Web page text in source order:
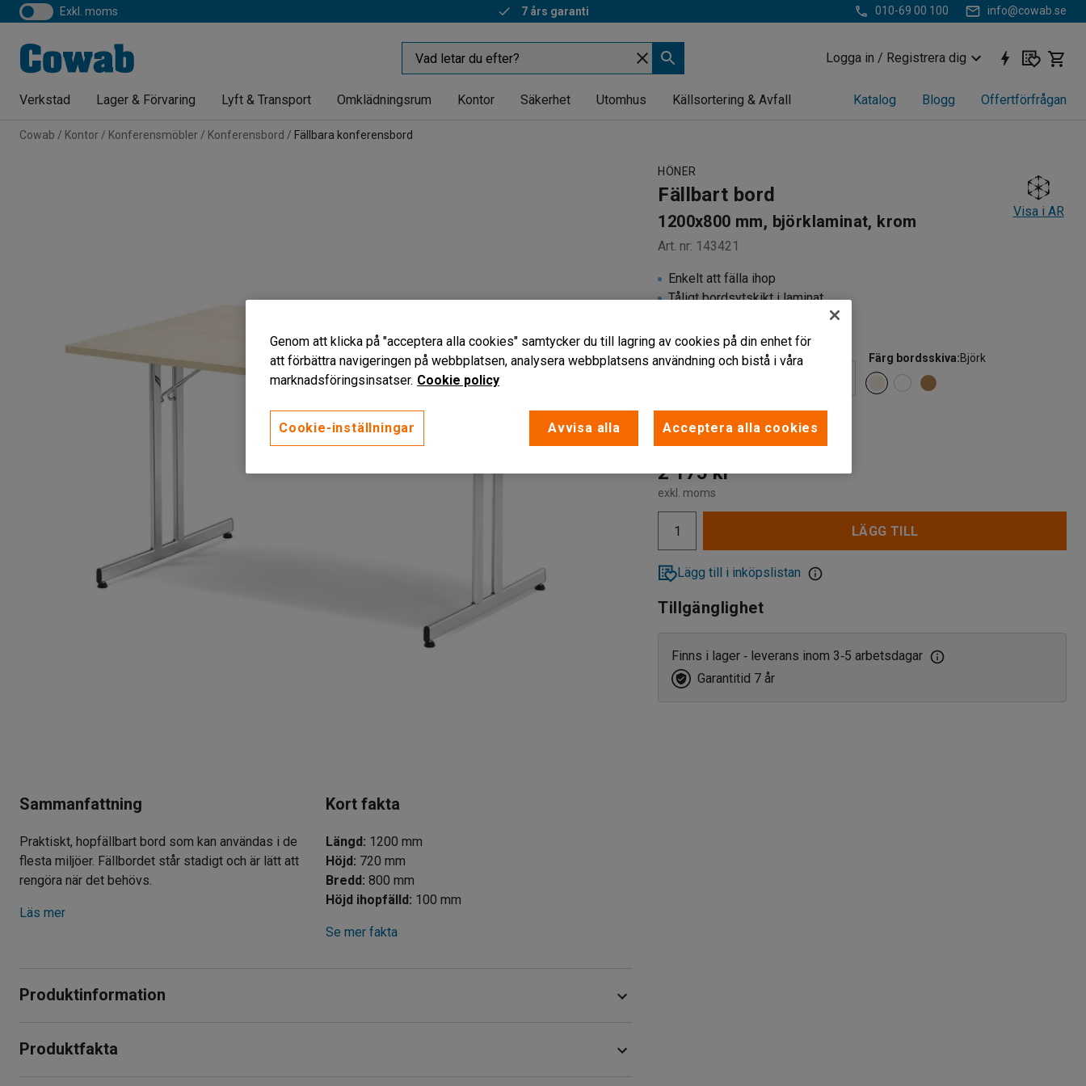
exkl. moms 7 års garanti 010-69 00 100 info@cowab.se
Logga in / Registrera dig
Verkstad Lager & Förvaring Lyft & Transport Omklädningsrum Kontor Säkerhet Utomhus Källsortering & Avfall Katalog Blogg Offertförfrågan
Cowab Kontor Konferensmöbler Konferensbord Fällbara konferensbord
Sammanfattning
Praktiskt, hopfällbart bord som kan användas i de
flesta miljöer. Fällbordet står stadigt och är lätt att
rengöra när det behövs.
Läs mer
Kort fakta
Längd : 1200 mm
Höjd : 720 mm
Bredd : 800 mm
Höjd ihopfälld : 100 mm
Se mer fakta
Produktinformation
Det står stadigt och kan därför även användas som en mer permanent lösning på exempelvis skolor.
Produktfakta
HÖNER
Fällbart bord
1200x800 mm, björklaminat, krom
Art. nr: 143421
Visa i AR
Enkelt att fälla ihop
Tåligt bordsytskikt i laminat
Platsbesparande vid förvaring
Längd (mm)
1800
Färg bordsskiva:Björk
2 175 kr
exkl. moms
LÄGG TILL
Lägg till i inköpslistan
Tillgänglighet
Finns i lager‑ leverans inom 3‑5 arbetsdagar
Garantitid 7 år
Genom att klicka på "acceptera alla cookies" samtycker du till lagring av cookies på din enhet för
att förbättra navigeringen på webbplatsen, analysera webbplatsens användning och bistå i våra
marknadsföringsinsatser. Cookie policy
Cookie-inställningar Avvisa alla Acceptera alla cookies